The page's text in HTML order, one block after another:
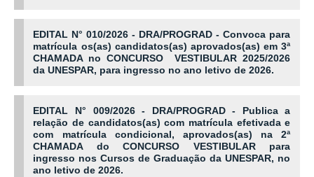
EDITAL N° 010/2026 - DRA/PROGRAD - Convoca para
matrícula os(as) candidatos(as) aprovados(as) em 3ª
CHAMADA no CONCURSO VESTIBULAR 2025/2026
da UNESPAR, para ingresso no ano letivo de 2026.
EDITAL N° 009/2026 - DRA/PROGRAD - Publica a
relação de candidatos(as) com matrícula efetivada e
com matrícula condicional, aprovados(as) na 2ª
CHAMADA do CONCURSO VESTIBULAR para
ingresso nos Cursos de Graduação da UNESPAR, no
ano letivo de 2026.